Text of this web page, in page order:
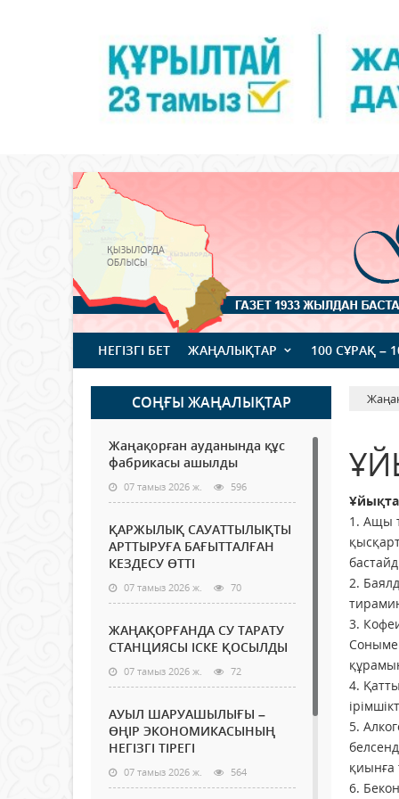
НЕГІЗГІ БЕТ ЖАҢАЛЫҚТАР 100 СҰРАҚ –
СОҢҒЫ ЖАҢАЛЫҚТАР
Жаңақорған ауданында құс
фабрикасы ашылды
07 тамыз 2026 ж. 596
ҚАРЖЫЛЫҚ САУАТТЫЛЫҚТЫ
АРТТЫРУҒА БАҒЫТТАЛҒАН
КЕЗДЕСУ ӨТТІ
07 тамыз 2026 ж. 70
ЖАҢАҚОРҒАНДА СУ ТАРАТУ
СТАНЦИЯСЫ ІСКЕ ҚОСЫЛДЫ
07 тамыз 2026 ж. 72
АУЫЛ ШАРУАШЫЛЫҒЫ –
ӨҢІР ЭКОНОМИКАСЫНЫҢ
НЕГІЗГІ ТІРЕГІ
07 тамыз 2026 ж. 564
1. Ащы
2.
3.
4.
5.
қиынға
6.